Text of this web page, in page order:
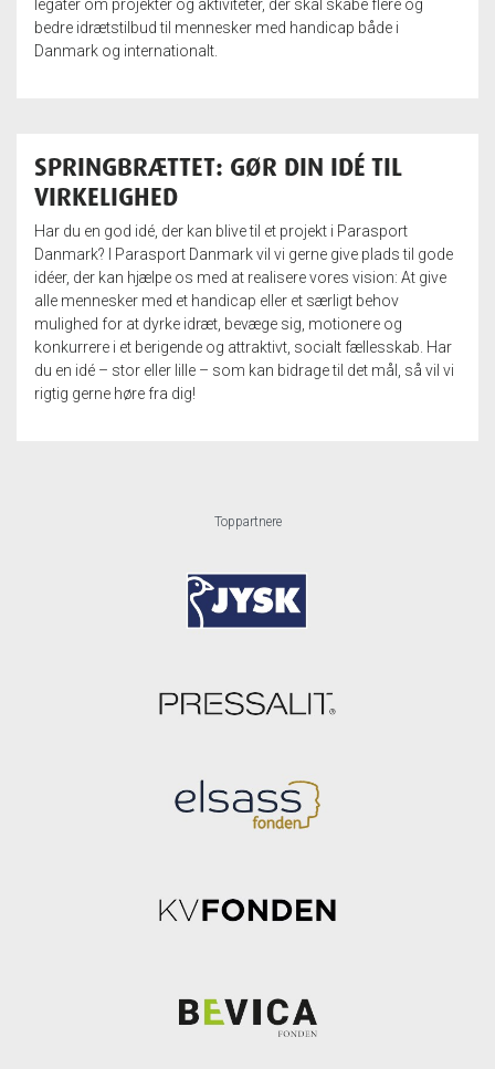
Toppartnere
legater om projekter og aktiviteter, der skal skabe flere og
bedre idrætstilbud til mennesker med handicap både i
Danmark og internationalt.
SPRINGBRÆTTET: GØR DIN IDÉ TIL
VIRKELIGHED
Har du en god idé, der kan blive til et projekt i Parasport
Danmark? I Parasport Danmark vil vi gerne give plads til gode
idéer, der kan hjælpe os med at realisere vores vision: At give
alle mennesker med et handicap eller et særligt behov
mulighed for at dyrke idræt, bevæge sig, motionere og
konkurrere i et berigende og attraktivt, socialt fællesskab. Har
du en idé – stor eller lille – som kan bidrage til det mål, så vil vi
rigtig gerne høre fra dig!